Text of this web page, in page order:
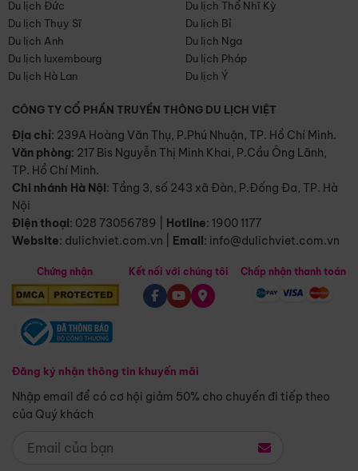
Du lịch Đức
Du lịch Thổ Nhĩ Kỳ
Du lịch Thụy Sĩ
Du lịch Bỉ
Du lịch Anh
Du lịch Nga
Du lịch luxembourg
Du lịch Pháp
Du lịch Hà Lan
Du lịch Ý
CÔNG TY CỔ PHẦN TRUYỀN THÔNG DU LỊCH VIỆT
Địa chỉ: 239A Hoàng Văn Thụ, P.Phú Nhuận, TP. Hồ Chí Minh.
Văn phòng: 217 Bis Nguyễn Thị Minh Khai, P.Cầu Ông Lãnh,
TP. Hồ Chí Minh.
Chi nhánh Hà Nội: Tầng 3, số 243 xã Đàn, P.Đống Đa, TP. Hà
Nội
Điện thoại: 028 73056789 Hotline: 1900 1177
Website: dulichviet.com.vn Email: info@dulichviet.com.vn
Chứng nhận
Đăng ký nhận thông tin khuyến mãi
Nhập email để có cơ hội giảm 50% cho chuyến đi tiếp theo
của Quý khách
Kết nối với chúng tôi Chấp nhận thanh toán